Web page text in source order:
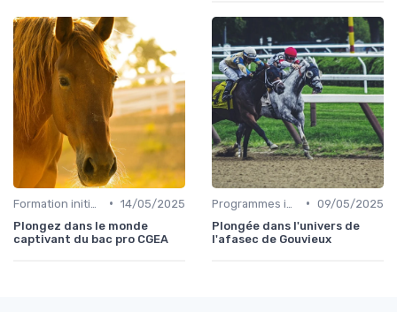
• 14/05/2025
Plongez dans le monde
captivant du bac pro CGEA
• 09/05/2025
Plongée dans l'univers de
l'afasec de Gouvieux